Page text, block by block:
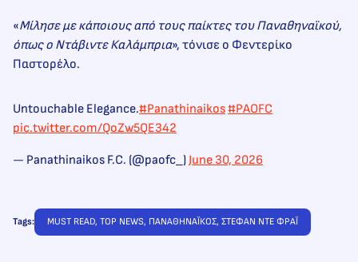
«Μίλησε με κάποιους από τους παίκτες του Παναθηναϊκού,
όπως ο Ντάβιντε Καλάμπρια», τόνισε ο Φεντερίκο
Παστορέλο.
Untouchable Elegance.#Panathinaikos#PAOFC
pic.twitter.com/QoZw5QE342
— Panathinaikos F.C. (@paofc_)June 30, 2026
Tags: MUST READ, TOP NEWS, ΠΑΝΑΘΗΝΑΪΚΟΣ, ΣΤΕΦΑΝ ΝΤΕ ΦΡΑΪ